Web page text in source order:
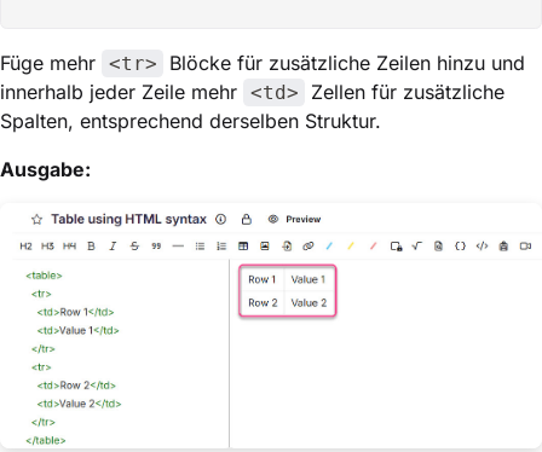
Füge mehr <tr>
Blöcke für zusätzliche Zeilen hinzu und
innerhalb jeder Zeile mehr <td>
Zellen für zusätzliche
Spalten, entsprechend derselben Struktur.
Ausgabe: